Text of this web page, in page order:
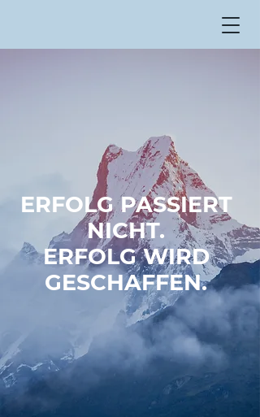
ERFOLG PASSIERT
NICHT.
ERFOLG WIRD
GESCHAFFEN.